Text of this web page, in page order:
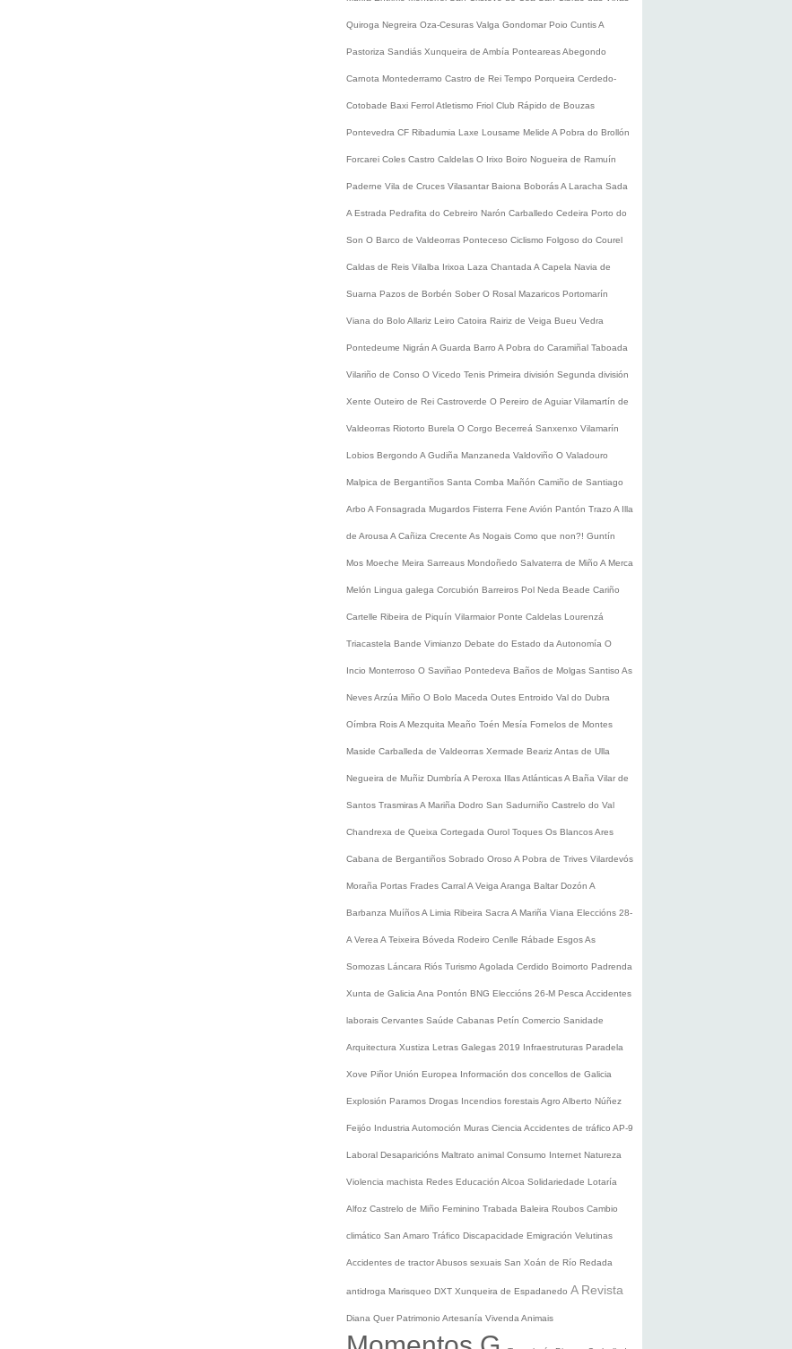
Quiroga Negreira Oza-Cesuras Valga Gondomar Poio CuntisA
Pastoriza Sandiás Xunqueira de Ambía PonteareasAbegondo
Carnota Montederramo Castro de Rei Tempo Porqueira Cerdedo-
Cotobade Baxi FerrolAtletismo Friol Club Rápido de Bouzas
Pontevedra CF Ribadumia Laxe Lousame Melide A Pobra do Brollón
Forcarei Coles Castro Caldelas O Irixo Boiro Nogueira de Ramuín
Paderne Vila de Cruces Vilasantar Baiona BoborásA Laracha Sada
A Estrada Pedrafita do Cebreiro Narón Carballedo Cedeira Porto do
Son O Barco de Valdeorras Ponteceso Ciclismo Folgoso do Courel
Caldas de Reis Vilalba Irixoa Laza Chantada A Capela Navia de
Suarna Pazos de Borbén Sober O Rosal Mazaricos Portomarín
Viana do Bolo Allariz Leiro Catoira Rairiz de Veiga Bueu Vedra
Pontedeume Nigrán A Guarda Barro A Pobra do Caramiñal Taboada
Vilariño de Conso O Vicedo Tenis Primeira división Segunda división
Xente Outeiro de Rei Castroverde O Pereiro de Aguiar Vilamartín de
Valdeorras Riotorto Burela O Corgo Becerreá Sanxenxo Vilamarín
Lobios Bergondo A Gudiña Manzaneda Valdoviño O Valadouro
Malpica de Bergantiños Santa Comba Mañón Camiño de Santiago
Arbo A Fonsagrada Mugardos Fisterra Fene Avión Pantón Trazo A Illa
de Arousa A Cañiza Crecente As Nogais Como que non?! Guntín
Mos Moeche Meira Sarreaus Mondoñedo Salvaterra de Miño A Merca
Melón Lingua galega Corcubión Barreiros Pol Neda Beade Cariño
Cartelle Ribeira de Piquín Vilarmaior Ponte Caldelas Lourenzá
Triacastela Bande Vimianzo Debate do Estado da Autonomía O
Incio Monterroso O Saviñao Pontedeva Baños de Molgas Santiso As
NevesArzúa Miño O Bolo Maceda Outes Entroido Val do Dubra
Oímbra RoisA Mezquita Meaño Toén Mesía Fornelos de Montes
Maside Carballeda de Valdeorras Xermade BearizAntas de Ulla
Negueira de Muñiz Dumbría A Peroxa Illas AtlánticasA Baña Vilar de
Santos TrasmirasA Mariña Dodro San Sadurniño Castrelo do Val
Chandrexa de Queixa Cortegada Ourol Toques Os BlancosAres
Cabana de Bergantiños Sobrado Oroso A Pobra de Trives Vilardevós
Moraña Portas Frades CarralA Veiga Aranga Baltar Dozón A
Barbanza MuíñosA Limia Ribeira Sacra A Mariña Viana Eleccións 28-
A Verea A Teixeira Bóveda Rodeiro Cenlle Rábade EsgosAs
Somozas Láncara Riós Turismo Agolada Cerdido Boimorto Padrenda
Xunta de Galicia Ana Pontón BNG Eleccións 26-M Pesca Accidentes
laborais Cervantes Saúde Cabanas Petín Comercio Sanidade
Arquitectura Xustiza Letras Galegas 2019 Infraestruturas Paradela
Xove Piñor Unión Europea Información dos concellos de Galicia
Explosión Paramos Drogas Incendios forestaisAgro Alberto Núñez
Feijóo Industria Automoción Muras Ciencia Accidentes de tráfico AP-9
Laboral Desaparicións Maltrato animal Consumo Internet Natureza
Violencia machista Redes Educación Alcoa Solidariedade Lotaría
Alfoz Castrelo de Miño Feminino Trabada Baleira Roubos Cambio
climático San Amaro Tráfico Discapacidade Emigración Velutinas
Accidentes de tractorAbusos sexuais San Xoán de Río Redada
antidroga Marisqueo DXT Xunqueira de Espadanedo A Revista
Diana Quer Patrimonio Artesanía Vivenda Animais